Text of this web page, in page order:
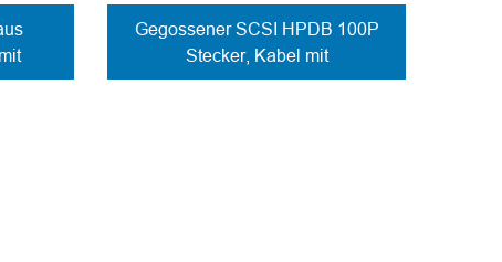
Gegossener SCSI HPDB 100P
Stecker, Kabel mit
Schraubverschluss